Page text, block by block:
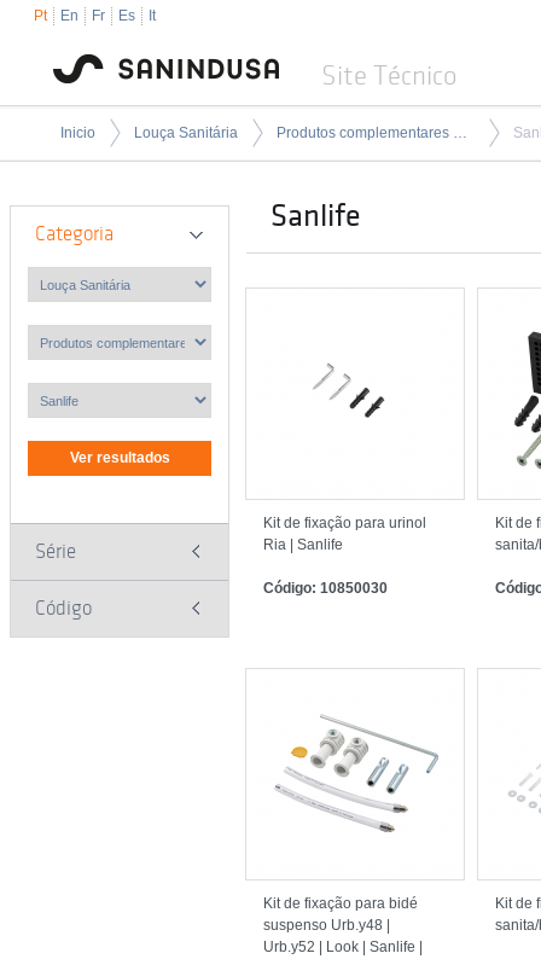
Pt En Fr Es It
Site Técnico
Inicio Louça Sanitária Produtos complementares para louça sanitária
Categoria
Série
Código
Sanlife
Kit de fixação para urinol
Ria | Sanlife
Código: 10850030
Kit de
Kit de fixação para bidé
suspenso Urb.y48 |
Urb.y52 | Look | Sanlife |
Kit de